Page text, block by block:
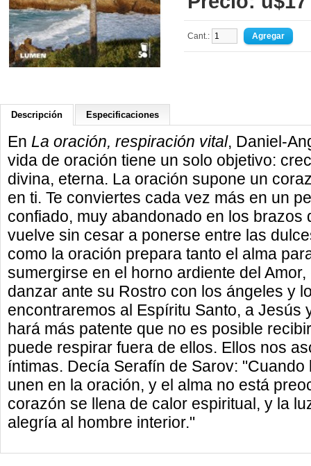
Cant.:
Descripción Especificaciones
En La oración, respiración vital, Daniel-
vida de oración tiene un solo objetivo:
divina, eterna. La oración supone un
en ti. Te conviertes cada vez más en un
confiado, muy abandonado en los brazos
vuelve sin cesar a ponerse entre las
como la oración prepara tanto el alma
sumergirse en el horno ardiente del
danzar ante su Rostro con los ángeles y
encontraremos al Espíritu Santo, a Jesús
hará más patente que no es posible
puede respirar fuera de ellos. Ellos nos
íntimas. Decía Serafín de Sarov:
unen en la oración, y el alma no está
corazón se llena de calor espiritual, y la
alegría al hombre interior."